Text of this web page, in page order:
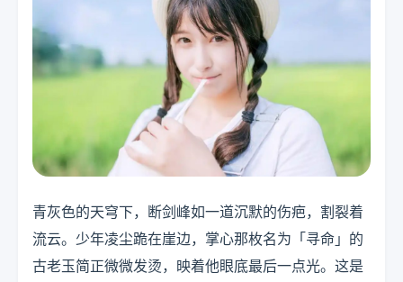
青灰色的天穹下，断剑峰如一道沉默的伤疤，割裂着
流云。少年凌尘跪在崖边，掌心那枚名为「寻命」的
古老玉简正微微发烫，映着他眼底最后一点光。这是